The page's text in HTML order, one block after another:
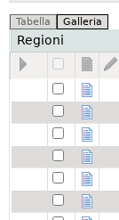
Regioni